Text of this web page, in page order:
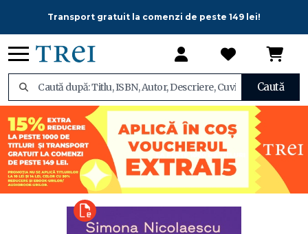
Transport gratuit la comenzi de peste 149 lei!
Caută